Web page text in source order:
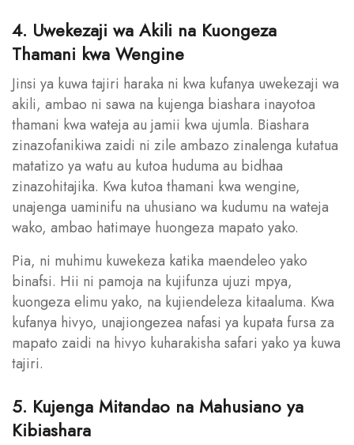
4. Uwekezaji wa Akili na Kuongeza
Thamani kwa Wengine
Jinsi ya kuwa tajiri haraka ni kwa kufanya uwekezaji wa
akili, ambao ni sawa na kujenga biashara inayotoa
thamani kwa wateja au jamii kwa ujumla. Biashara
zinazofanikiwa zaidi ni zile ambazo zinalenga kutatua
matatizo ya watu au kutoa huduma au bidhaa
zinazohitajika. Kwa kutoa thamani kwa wengine,
unajenga uaminifu na uhusiano wa kudumu na wateja
wako, ambao hatimaye huongeza mapato yako.
Pia, ni muhimu kuwekeza katika maendeleo yako
binafsi. Hii ni pamoja na kujifunza ujuzi mpya,
kuongeza elimu yako, na kujiendeleza kitaaluma. Kwa
kufanya hivyo, unajiongezea nafasi ya kupata fursa za
mapato zaidi na hivyo kuharakisha safari yako ya kuwa
tajiri.
5. Kujenga Mitandao na Mahusiano ya
Kibiashara